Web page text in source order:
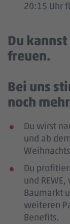
20:15 Uhr
Du
freuen.
Bei uns
noch
Du wirst
und ab
Du
und
Baumarkt
weiteren
Benefits.